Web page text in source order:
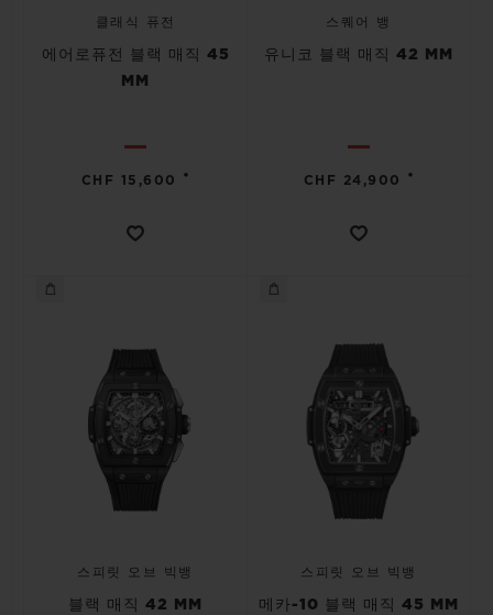
클래식 퓨전
에어로퓨전 블랙 매직 45
MM
CHF 15,600 •
스퀘어 뱅
유니코 블랙 매직 42 MM
CHF 24,900 •
스피릿 오브 빅뱅
블랙 매직 42 MM
스피릿 오브 빅뱅
메카-10 블랙 매직 45 MM